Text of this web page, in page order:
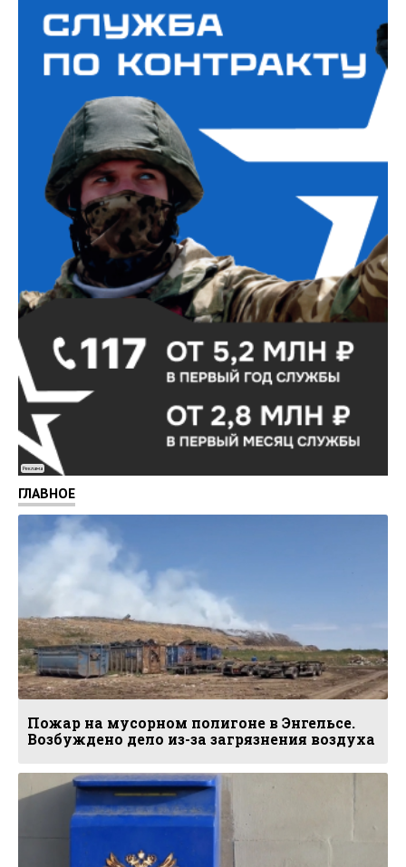
Реклама
ГЛАВНОЕ
Пожар на мусорном полигоне в Энгельсе.
Возбуждено дело из-за загрязнения воздуха